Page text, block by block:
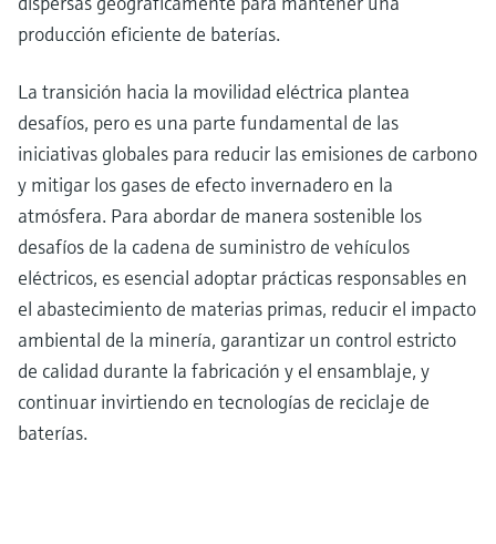
producción eficiente de baterías.
La transición hacia la movilidad eléctrica plantea
desafíos, pero es una parte fundamental de las
iniciativas globales para reducir las emisiones de carbono
y mitigar los gases de efecto invernadero en la
atmósfera. Para abordar de manera sostenible los
desafíos de la cadena de suministro de vehículos
eléctricos, es esencial adoptar prácticas responsables en
el abastecimiento de materias primas, reducir el impacto
ambiental de la minería, garantizar un control estricto
de calidad durante la fabricación y el ensamblaje, y
continuar invirtiendo en tecnologías de reciclaje de
baterías.